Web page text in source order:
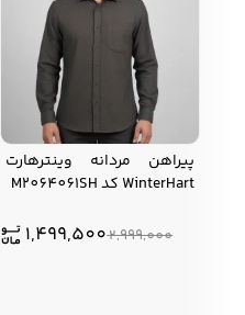
پیراهن مردانه وینترهارت
WinterHart کد M2064061SH
2,999,000
1,499,500